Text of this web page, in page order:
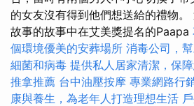
的女友沒有得到他們想送給的禮物
故事的故事中在艾美獎提名的Paapa
個環境優美的安葬場所 消毒公司，
細菌和病毒 提供私人居家清潔，保
推拿推薦 台中油壓按摩 專業網路行
康與養生，為老年人打造理想生活